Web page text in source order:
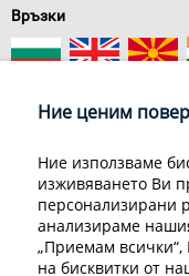
Връзки
За нас
Декларация за
Ние ценим
Ние използваме
изживяването Ви
персонализирани
анализираме
„Приемам всички“,
на бисквитки от